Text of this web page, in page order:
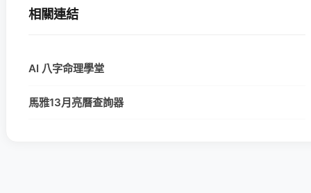
相關連結
AI 八字命理學堂
馬雅13月亮曆查詢器